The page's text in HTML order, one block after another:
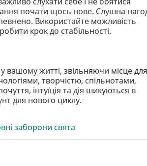
почати щось нове. Слушна
Використайте можливість
крок до стабільності.
вашому житті, звільняючи місце для
творчістю, спільнотами,
інтуїція та дія шикуються в
для нового циклу.
заборони свята